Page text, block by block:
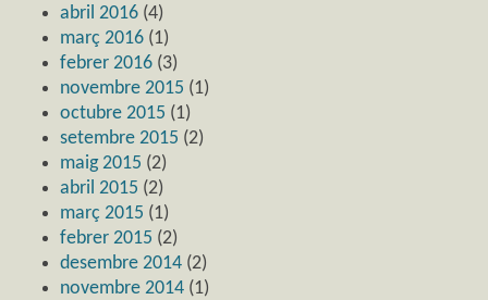
abril 2016 (4)
març 2016 (1)
febrer 2016 (3)
novembre 2015 (1)
octubre 2015 (1)
setembre 2015 (2)
maig 2015 (2)
abril 2015 (2)
març 2015 (1)
febrer 2015 (2)
desembre 2014 (2)
novembre 2014 (1)